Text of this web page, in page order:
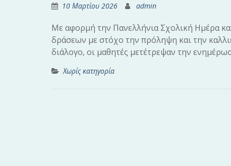
10 Μαρτίου 2026 admin
Με αφορμή την Πανελλήνια Σχολική Ημέρα
δράσεων με στόχο την πρόληψη και την
διάλογο, οι μαθητές μετέτρεψαν την
Χωρίς κατηγορία